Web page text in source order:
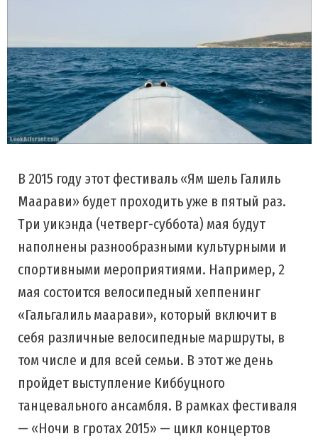
В 2015 году этот фестиваль «Ям шель Галиль
Маарави» будет проходить уже в пятый раз.
Три уикэнда (четверг-суббота) мая будут
наполнены разнообразными культурными и
спортивными мероприятиями. Например, 2
мая состоится велосипедный хеппенинг
«Гальгалиль маарави», который включит в
себя различные велосипедные маршруты, в
том числе и для всей семьи. В этот же день
пройдет выступление Киббуцного
танцевального ансамбля. В рамках фестиваля
— «Ночи в гротах 2015» — цикл концертов